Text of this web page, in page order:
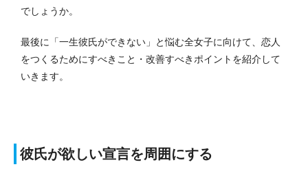
でしょうか。
最後に「一生彼氏ができない」と悩む全女子に向けて、恋人
をつくるためにすべきこと・改善すべきポイントを紹介して
いきます。
彼氏が欲しい宣言を周囲にする